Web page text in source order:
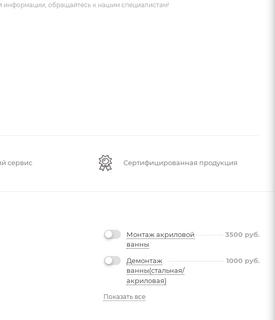
информации, обращайтесь к нашим специалистам!
сервис Сертифицированная продукция
Монтаж акриловой
ванны
3500 руб.
Демонтаж
ванны(стальная/
акриловая)
1000 руб.
Показать все